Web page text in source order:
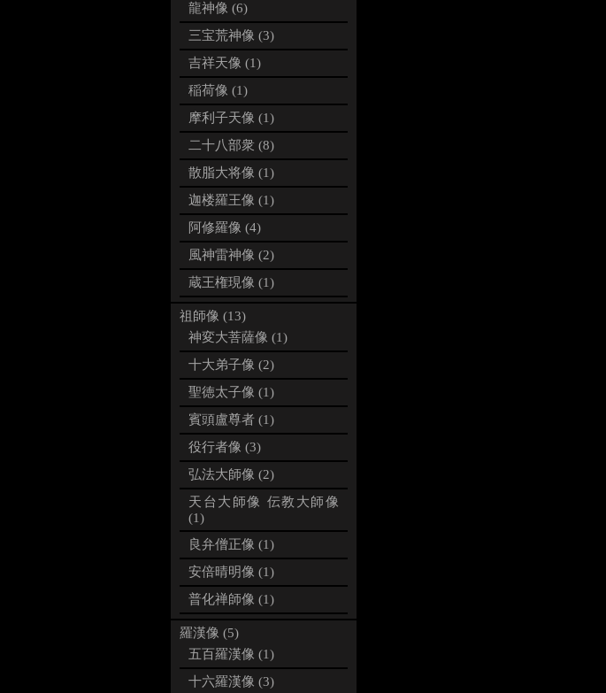
龍神像 (6)
三宝荒神像 (3)
吉祥天像 (1)
稲荷像 (1)
摩利子天像 (1)
二十八部衆 (8)
散脂大将像 (1)
迦楼羅王像 (1)
阿修羅像 (4)
風神雷神像 (2)
蔵王権現像 (1)
祖師像 (13)
神変大菩薩像 (1)
十大弟子像 (2)
聖徳太子像 (1)
賓頭盧尊者 (1)
役行者像 (3)
弘法大師像 (2)
天台大師像 伝教大師像
(1)
良弁僧正像 (1)
安倍晴明像 (1)
普化禅師像 (1)
羅漢像 (5)
五百羅漢像 (1)
十六羅漢像 (3)